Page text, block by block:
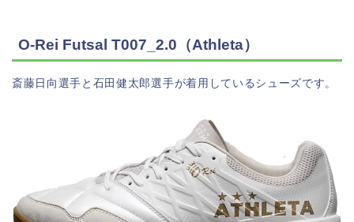
O-Rei Futsal T007_2.0（Athleta）
斎藤日向選手と石田健太郎選手が着用しているシューズです。